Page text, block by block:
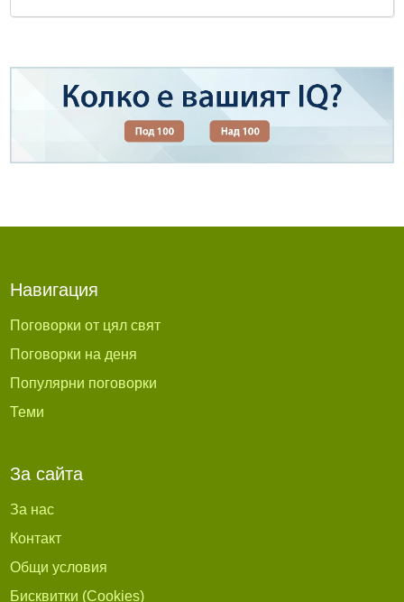
Навигация
Поговорки от цял свят
Поговорки на деня
Популярни поговорки
Теми
За сайта
За нас
Контакт
Общи условия
Бисквитки (Cookies)